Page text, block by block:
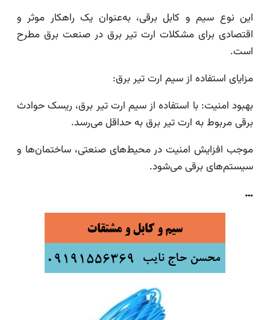
این نوع سیم و کابل برقی، به‌عنوان یک راهکار موثر و
اقتصادی برای مشکلات ارت تیر برق در صنعت برق مطرح
است.
مزایای استفاده از سیم ارت تیر برق:
بهبود امنیت: با استفاده از سیم ارت تیر برق، ریسک حوادث
برقی مربوط به ارت تیر برق به حداقل می‌رسد.
موجب افزایش امنیت در محیط‌های صنعتی، ساختمان‌ها و
سیستم‌های برقی می‌شود.
…